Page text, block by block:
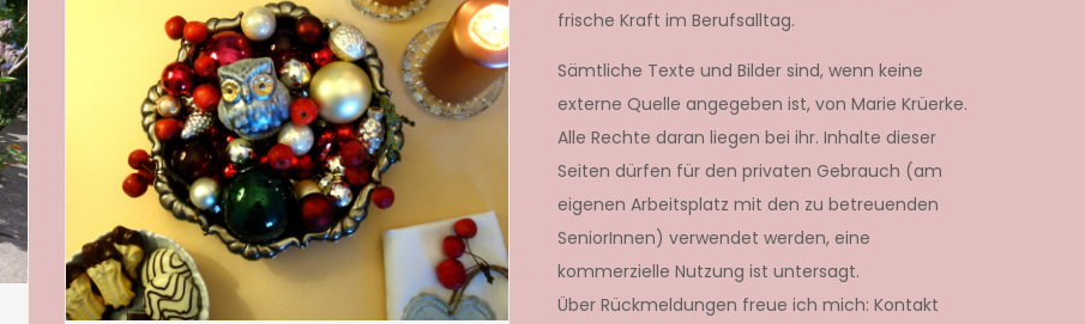
frische Kraft im Berufsalltag.
Sämtliche Texte und Bilder sind, wenn keine
externe Quelle angegeben ist, von Marie Krüerke.
Alle Rechte daran liegen bei ihr. Inhalte dieser
Seiten dürfen für den privaten Gebrauch (am
eigenen Arbeitsplatz mit den zu betreuenden
SeniorInnen) verwendet werden, eine
kommerzielle Nutzung ist untersagt.
Über Rückmeldungen freue ich mich: Kontakt